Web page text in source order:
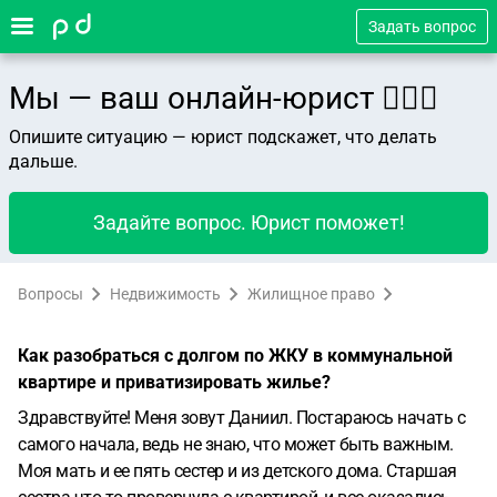
Задать вопрос
Мы — ваш онлайн-юрист 👨🏻‍⚖️
Опишите ситуацию — юрист подскажет, что делать
дальше.
Задайте вопрос. Юрист поможет!
Вопросы Недвижимость Жилищное право
Как разобраться с долгом по ЖКУ в коммунальной
квартире и приватизировать жилье?
Здравствуйте! Меня зовут Даниил. Постараюсь начать с
самого начала, ведь не знаю, что может быть важным.
Моя мать и ее пять сестер и из детского дома. Старшая